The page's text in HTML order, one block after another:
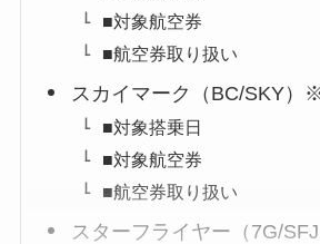
■対象航空券
■航空券取り扱い
スカイマーク（BC/SKY）
■対象搭乗日
■対象航空券
■航空券取り扱い
スターフライヤー（7G/